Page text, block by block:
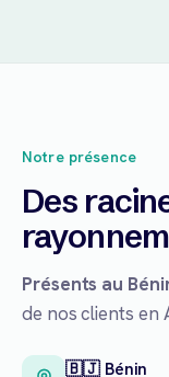
Notre présence
Des
Présents au
de nos clients en
🇧🇯 Bénin